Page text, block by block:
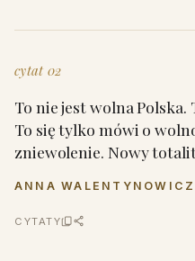
cytat 02
To nie jest wolna
To się tylko mówi o
zniewolenie. Nowy
ANNA WALENTYNOWICZ
CYTATY